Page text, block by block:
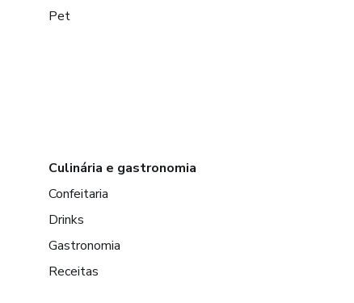
Pet
Culinária e gastronomia
Confeitaria
Drinks
Gastronomia
Receitas